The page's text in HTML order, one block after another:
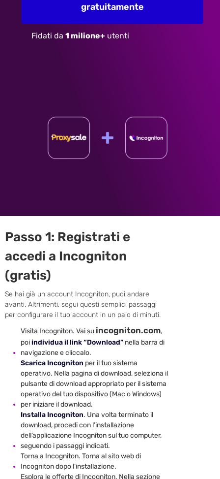
gratuitamente
Fidati da 1 milione+ utenti
Passo 1: Registrati e
accedi a Incogniton
(gratis)
Se hai già un account Incogniton, puoi andare
avanti. Altrimenti, segui questi semplici passaggi
per configurare il tuo account in un paio di minuti.
Visita Incogniton. Vai su incogniton.com,
poiindividua il link “Download” nella barra di
navigazione e cliccalo.
Scarica Incogniton per il tuo sistema
operativo. Nella pagina di download, seleziona il
pulsante di download appropriato per il sistema
operativo del tuo dispositivo (Mac o Windows)
per iniziare il download.
Installa Incogniton. Una volta terminato il
download, procedi con l’installazione
dell’applicazione Incogniton sul tuo computer,
seguendo i passaggi indicati.
Torna a Incogniton. Torna al sito web di
Incogniton dopo l’installazione.
Esplora le offerte di Incogniton. Nella sezione